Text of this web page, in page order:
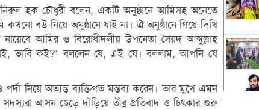
হক চৌধুরী বলেন, একটি অনুষ্ঠানে আমিসহ অনেতে
বউ নিয়ে অনুষ্ঠানে যাই না। ঐ অনুষ্ঠানে গিয়ে দিখি
নায়েবে আমির ও বিরোধীদলীয় উপনেতা সৈয়দ আব্দুল্লাহ
ভাবি কই?’ বললেন যে, এই যে। বললাম, আপনি যে
নিয়ে অত্যন্ত ব্যক্তিগত মন্তব্য করেন। তার মুখে এমন
আসন ছেড়ে দাঁড়িয়ে তীব্র প্রতিবাদ ও চিৎকার শুরু